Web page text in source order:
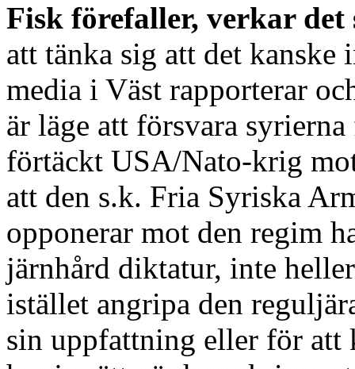
Fisk förefaller, verkar det
att tänka sig att det
media i Väst rapporterar
är läge att försvara
förtäckt USA/Nato-krig
att den s.k. Fria Syriska
opponerar mot den regim
järnhård diktatur, inte
istället angripa den
sin uppfattning eller för att